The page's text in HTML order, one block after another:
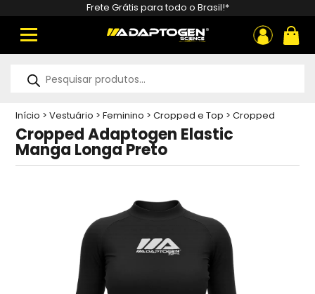
Frete Grátis para todo o Brasil!*
ou
produtos
Início >Vestuário >Feminino >Cropped e Top >Cropped
Adaptogen Elastic Manga Longa Preto
Cropped Adaptogen Elastic
Manga Longa Preto